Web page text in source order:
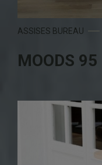
ASSISES BUREAU
MOODS 95